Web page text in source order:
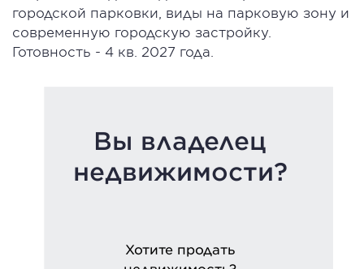
городской парковки, виды на парковую зону и
современную городскую застройку.
Готовность - 4 кв. 2027 года.
Вы владелец
недвижимости?
Хотите продать